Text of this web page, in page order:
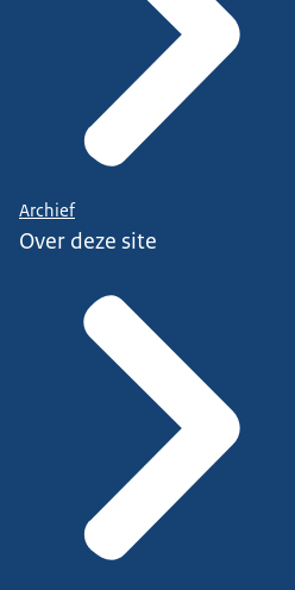
Archief
Over deze site